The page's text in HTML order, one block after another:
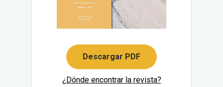
Descargar PDF
¿Dónde encontrar la revista?